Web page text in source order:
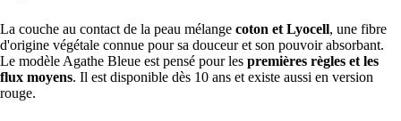
La couche au contact de la peau mélange coton et Lyocell, une fibre
d'origine végétale connue pour sa douceur et son pouvoir absorbant.
Le modèle Agathe Bleue est pensé pour les premières règles et les
flux moyens. Il est disponible dès 10 ans et existe aussi en version
rouge.